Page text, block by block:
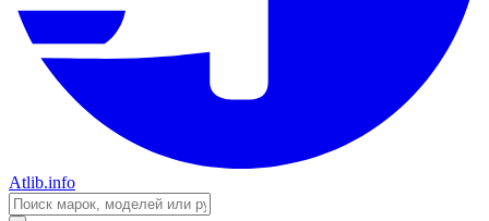
Atlib.info